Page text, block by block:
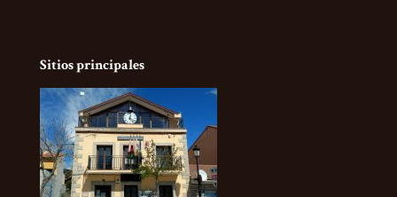
Sitios principales